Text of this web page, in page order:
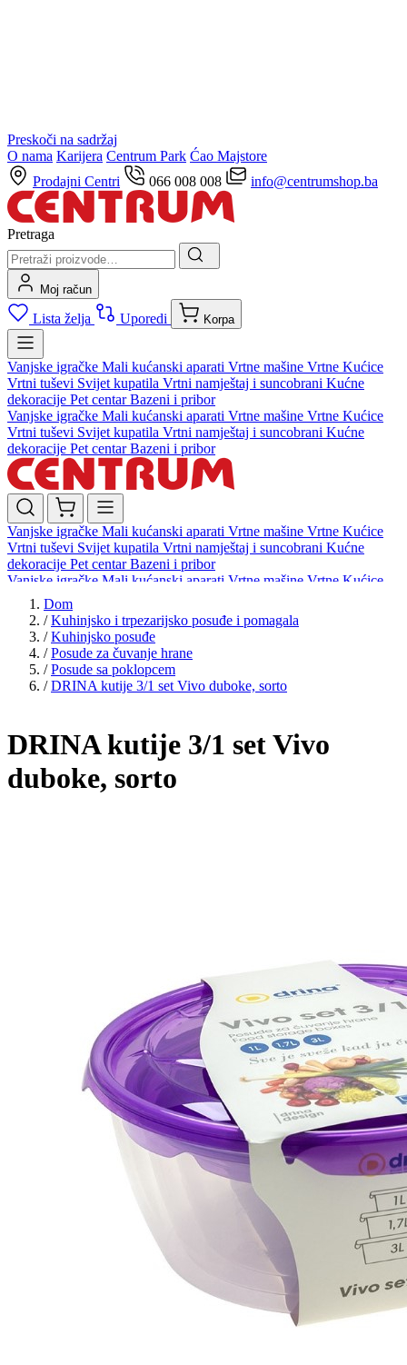
Preskoči na sadržaj
O nama Karijera Centrum Park Ćao Majstore
Prodajni Centri
066 008 008 info@centrumshop.ba
Pretraga
Moj račun
Lista želja Uporedi Korpa
Vanjske igračke Mali kućanski aparati Vrtne mašine Vrtne Kućice
Vrtni tuševi Svijet kupatila Vrtni namještaj i suncobrani Kućne
dekoracije Pet centarBazeni i pribor
Vanjske igračke Mali kućanski aparati Vrtne mašine Vrtne Kućice
Vrtni tuševi Svijet kupatila Vrtni namještaj i suncobrani Kućne
dekoracije Pet centarBazeni i pribor
Vanjske igračke Mali kućanski aparati Vrtne mašine Vrtne Kućice
Vrtni tuševi Svijet kupatila Vrtni namještaj i suncobrani Kućne
dekoracije Pet centarBazeni i pribor
Vanjske igračke Mali kućanski aparati Vrtne mašine Vrtne Kućice
Vrtni tuševi
dekoracijePet centar Bazeni i pribor
Dom
/ Kuhinjsko i trpezarijsko posuđe i pomagala
/ Kuhinjsko posuđe
/ Posude za čuvanje hrane
/ Posude sa poklopcem
/ DRINA kutije 3/1 set Vivo duboke, sorto
DRINA kutije 3/1 set Vivo
duboke, sorto